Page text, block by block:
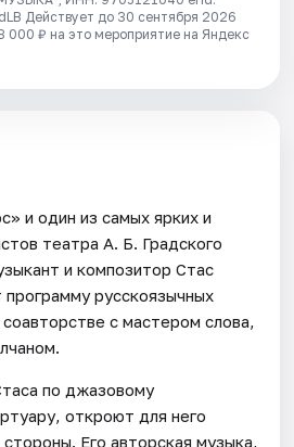
Действует до 30 сентября 2026
000 ₽ на это мероприятие на Яндекс
и один из самых ярких и
театра А. Б. Градского
и композитор Стас
русскоязычных
с мастером слова,
по джазовому
откроют для него
Его авторская музыка,